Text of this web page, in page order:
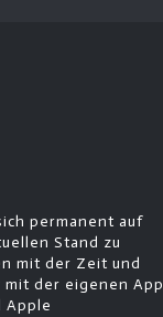
permanent auf
Stand zu
mit der Zeit und
der eigenen App
Apple